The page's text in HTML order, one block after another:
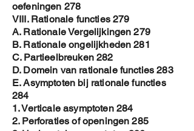
oefeningen 278
VIII. Rationale functies 279
A. Rationale Vergelijkingen 279
B. Rationale ongelijkheden 281
C. Partieelbreuken 282
D. Domein van rationale functies 283
E. Asymptoten bij rationale functies
284
1. Verticale asymptoten 284
2. Perforaties of openingen 285